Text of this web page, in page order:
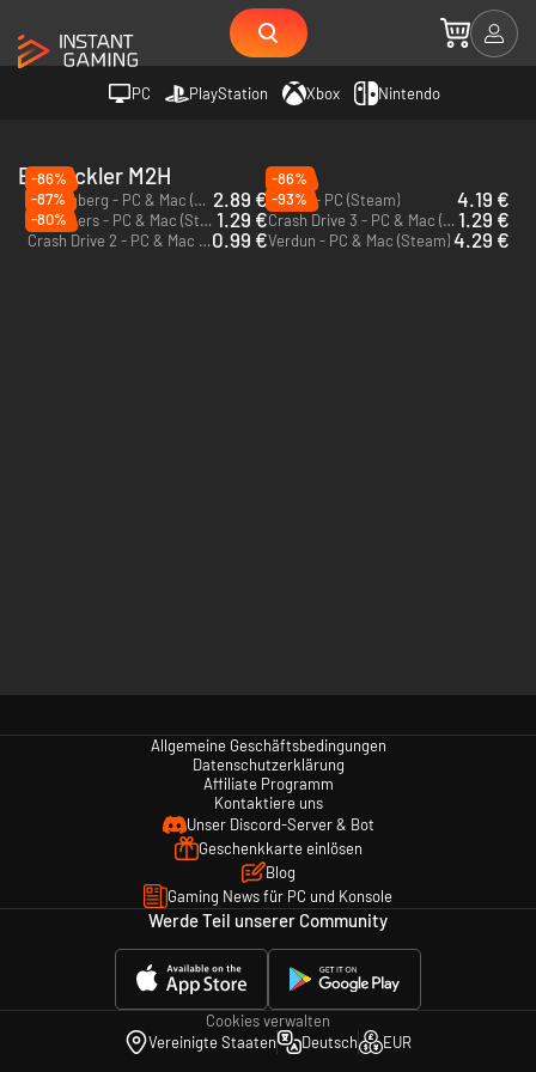
PC PlayStation Xbox Nintendo
Entwickler M2H
-86%
Tannenberg - PC & Mac (Steam) 2.89 €
-86%
Isonzo - PC (Steam)
4.19 €
-87%
Marooners - PC & Mac (Steam) 1.29 €
-93%
Crash Drive 3 - PC & Mac (Steam) 1.29 €
-80%
Crash Drive 2 - PC & Mac (Steam)0.99 €Verdun - PC & Mac (Steam)4.29 €
Allgemeine Geschäftsbedingungen
Datenschutzerklärung
Affiliate Programm
Kontaktiere uns
Unser Discord-Server & Bot
Geschenkkarte einlösen
Blog
Gaming News für PC und Konsole
Werde Teil unserer Community
Cookies verwalten
Vereinigte Staaten
Deutsch EUR